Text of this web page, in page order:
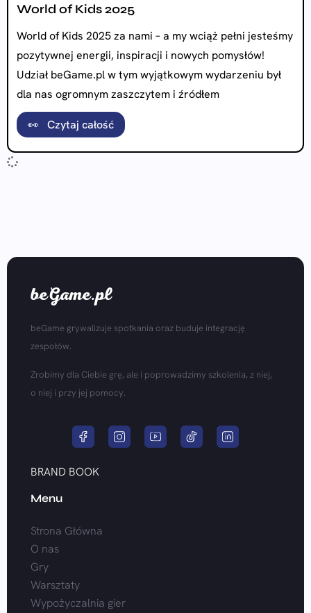
World of Kids 2025
World of Kids 2025 za nami – a my wciąż pełni jesteśmy
pozytywnej energii, inspiracji i nowych pomysłów!
Udział beGame.pl w tym wyjątkowym wydarzeniu był
dla nas ogromnym zaszczytem i źródłem
👀 Czytaj całość
beGame.pl
beGame grywalizuje spotkania oraz buduje integrację
zespołów.
Zrobimy dla Ciebie grę, ale i poprowadzimy szkolenia, z niej,
o niej i przy jej pomocy.
BRAND BOOK
Menu
Strona Główna
O nas
Gry
Warsztaty
Wypożyczalnia gier